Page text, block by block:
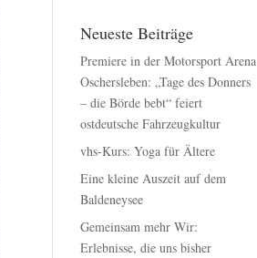
Neueste Beiträge
Premiere in der Motorsport Arena
Oschersleben: „Tage des Donners
– die Börde bebt“ feiert
ostdeutsche Fahrzeugkultur
vhs-Kurs: Yoga für Ältere
Eine kleine Auszeit auf dem
Baldeneysee
Gemeinsam mehr Wir:
Erlebnisse, die uns bisher